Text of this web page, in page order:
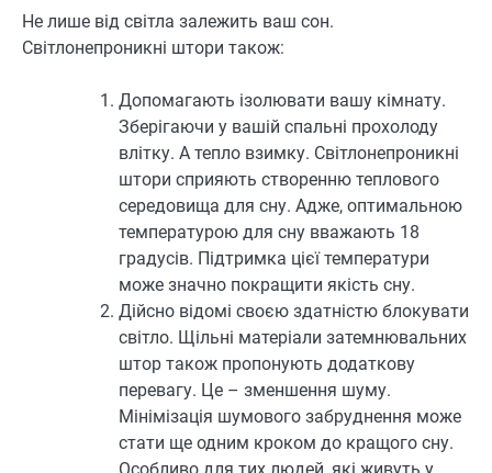
Не лише від світла залежить ваш сон.
Світлонепроникні штори також:
Допомагають ізолювати вашу кімнату.
Зберігаючи у вашій спальні прохолоду
влітку. А тепло взимку. Світлонепроникні
штори сприяють створенню теплового
середовища для сну. Адже, оптимальною
температурою для сну вважають 18
градусів. Підтримка цієї температури
може значно покращити якість сну.
Дійсно відомі своєю здатністю блокувати
світло. Щільні матеріали затемнювальних
штор також пропонують додаткову
перевагу. Це – зменшення шуму.
Мінімізація шумового забруднення може
стати ще одним кроком до кращого сну.
Особливо для тих людей, які живуть у